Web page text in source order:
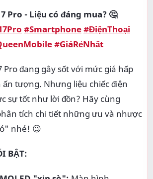
Pro - Liệu có đáng mua? 🤔
#Smartphone#ĐiệnThoại
#GiáRẻNhất
Pro đang gây sốt với mức giá hấp
ấn tượng. Nhưng liệu chiếc điện
sự tốt như lời đồn? Hãy cùng
tích chi tiết những ưu và nhược
nhé! 😉
BẬT: